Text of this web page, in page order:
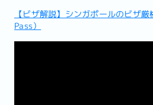
【ビザ解説】シンガポールのビザ
Pass）